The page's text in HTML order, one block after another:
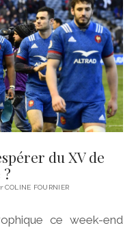
du XV de
COLINE FOURNIER
ce week-end